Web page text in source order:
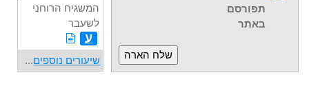
תפורסם
באתר
המשגיח הרוחני
לשעבר
ע
שיעורים נוספים...